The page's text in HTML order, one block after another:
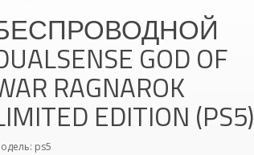
GOD OF
RAGNAROK
EDITION (PS5)
ps5